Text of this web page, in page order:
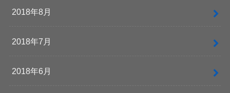
2018年8月
2018年7月
2018年6月